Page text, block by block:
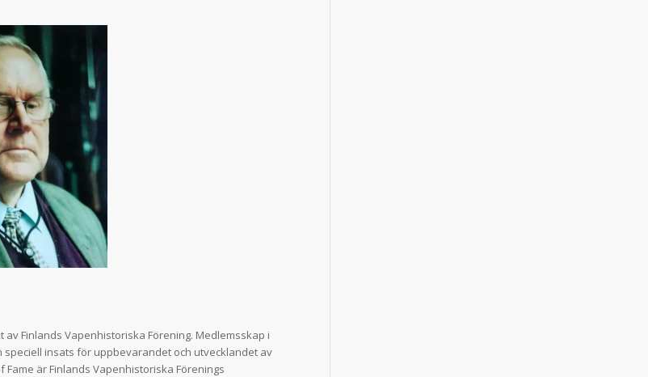
Finlands Vapenhistoriska Förening. Medlemsskap i
insats för uppbevarandet och utvecklandet av
är Finlands Vapenhistoriska Förenings